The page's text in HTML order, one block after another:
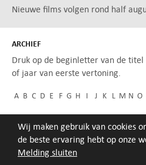
Melding sluiten
Wij maken gebruik van cookies
de beste ervaring hebt op onze
Nieuwe films volgen rond half
ARCHIEF
Druk op de beginletter van de
of jaar van eerste vertoning.
A B C D E F G H I J K L M N O